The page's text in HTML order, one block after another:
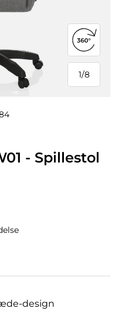
1/
af
8
Åbn
- Spillestol
design